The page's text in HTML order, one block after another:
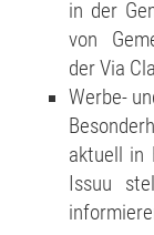
in der
von
der Via
Werbe-
aktuell in
Issuu